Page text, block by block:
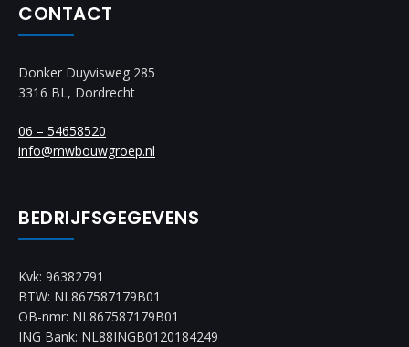
CONTACT
Donker Duyvisweg 285
3316 BL, Dordrecht
06 – 54658520
info@mwbouwgroep.nl
BEDRIJFSGEGEVENS
Kvk: 96382791
BTW: NL867587179B01
OB-nmr: NL867587179B01
ING Bank: NL88INGB0120184249